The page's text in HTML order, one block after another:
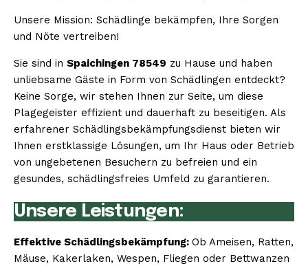
Unsere Mission: Schädlinge bekämpfen, Ihre Sorgen
und Nöte vertreiben!
Sie sind in Spaichingen 78549 zu Hause und haben
unliebsame Gäste in Form von Schädlingen entdeckt?
Keine Sorge, wir stehen Ihnen zur Seite, um diese
Plagegeister effizient und dauerhaft zu beseitigen. Als
erfahrener Schädlingsbekämpfungsdienst bieten wir
Ihnen erstklassige Lösungen, um Ihr Haus oder Betrieb
von ungebetenen Besuchern zu befreien und ein
gesundes, schädlingsfreies Umfeld zu garantieren.
Unsere Leistungen:
Effektive Schädlingsbekämpfung: Ob Ameisen, Ratten,
Mäuse, Kakerlaken, Wespen, Fliegen oder Bettwanzen